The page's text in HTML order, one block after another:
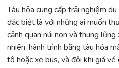
Tàu hỏa cung cấp trải nghiệm
đặc biệt là với những ai muốn
cảnh quan núi non và thung
nhiên, hành trình bằng tàu hỏa
tô hoặc xe bus, và đôi khi giá vé